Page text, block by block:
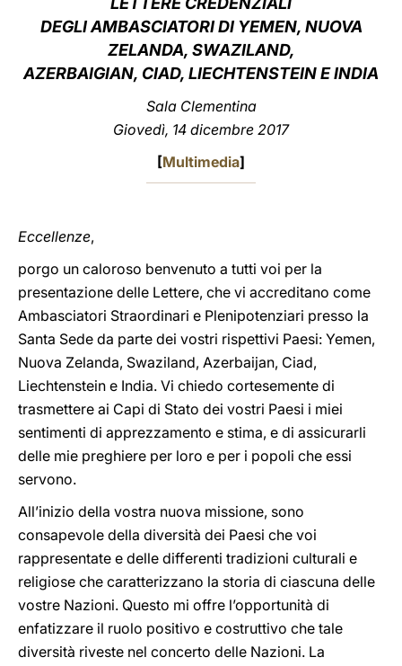
LATINE
DEGLI AMBASCIATORI DI YEMEN, NUOVA
ZELANDA, SWAZILAND,
AZERBAIGIAN, CIAD, LIECHTENSTEIN E INDIA
Sala Clementina
Giovedì, 14 dicembre 2017
[Multimedia]
Eccellenze,
porgo un caloroso benvenuto a tutti voi per la
presentazione delle Lettere, che vi accreditano come
Ambasciatori Straordinari e Plenipotenziari presso la
Santa Sede da parte dei vostri rispettivi Paesi: Yemen,
Nuova Zelanda, Swaziland, Azerbaijan, Ciad,
Liechtenstein e India. Vi chiedo cortesemente di
trasmettere ai Capi di Stato dei vostri Paesi i miei
sentimenti di apprezzamento e stima, e di assicurarli
delle mie preghiere per loro e per i popoli che essi
servono.
All’inizio della vostra nuova missione, sono
consapevole della diversità dei Paesi che voi
rappresentate e delle differenti tradizioni culturali e
religiose che caratterizzano la storia di ciascuna delle
vostre Nazioni. Questo mi offre l’opportunità di
enfatizzare il ruolo positivo e costruttivo che tale
diversità riveste nel concerto delle Nazioni. La